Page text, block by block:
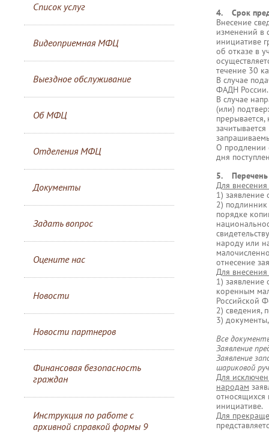
Список услуг
Видеоприемная МФЦ
Выездное обслуживание
Об МФЦ
Отделения МФЦ
Документы
Задать вопрос
Оцените нас
Новости
Новости партнеров
Финансовая безопасность
граждан
Инструкция по работе с
архивной справкой формы 9
4. Срок
Внесение
изменений в
инициативе
об отказе в
течение 30
В случае
ФАДН России.
В случае
(или)
О продлении
дня
5. Перечень
Для
1)
2)
порядке
народу или
отнесение
Для
1) заявление
коренным
Российской
2) сведения,
3)
Все
Заявление
Заявление
шариковой
Для
народам
инициативе.
Для